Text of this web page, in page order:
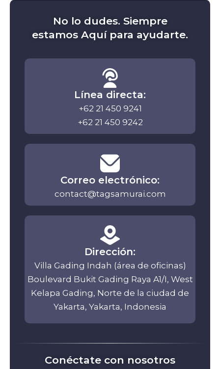
No lo dudes. Siempre
estamos Aquí para ayudarte.
Línea directa:
+62 21 450 9241
+62 21 450 9242
Correo electrónico:
contact@tagsamurai.com
Dirección:
Villa Gading Indah (área de oficinas)
Boulevard Bukit Gading Raya A1/I, West
Kelapa Gading, Norte de la ciudad de
Yakarta, Yakarta, Indonesia
Conéctate con nosotros